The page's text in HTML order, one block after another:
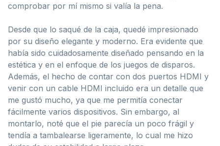
comprobar por mí mismo si valía la pena.
Desde que lo saqué de la caja, quedé impresionado
por su diseño elegante y moderno. Era evidente que
había sido cuidadosamente diseñado pensando en la
estética y en el enfoque de los juegos de disparos.
Además, el hecho de contar con dos puertos HDMI y
venir con un cable HDMI incluido era un detalle que
me gustó mucho, ya que me permitía conectar
fácilmente varios dispositivos. Sin embargo, al
montarlo, noté que el pie parecía un poco frágil y
tendía a tambalearse ligeramente, lo cual me hizo